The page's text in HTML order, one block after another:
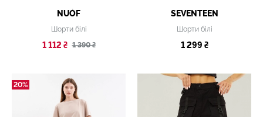
NUÓF
Шорти білі
1 112 ₴ 1 390 ₴
SEVENTEEN
Шорти білі
1 299 ₴
20%